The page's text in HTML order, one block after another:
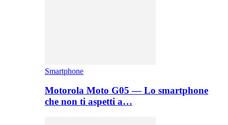
Smartphone
Motorola Moto G05 — Lo smartphone
che non ti aspetti a…